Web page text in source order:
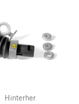
Hinterher